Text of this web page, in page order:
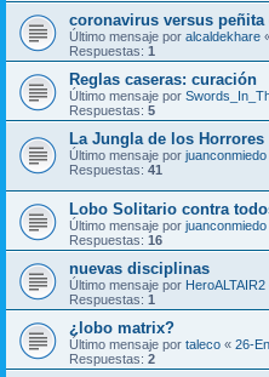
coronavirus versus peñita
Último mensaje por alcaldekhare
Respuestas: 1
Reglas caseras: curación
Último mensaje por
Respuestas: 5
La Jungla de los Horrores
Último mensaje por juanconmiedo
Respuestas: 41
Lobo Solitario contra
Último mensaje por juanconmiedo
Respuestas: 16
nuevas disciplinas
Último mensaje por HeroALTAIR2
Respuestas: 1
¿lobo matrix?
Último mensaje por taleco « 26-
Respuestas: 2